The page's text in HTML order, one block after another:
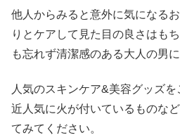
他人からみると意外に気になる
りとケアして見た目の良さはも
も忘れず清潔感のある大人の男
人気のスキンケア&美容グッズ
近人気に火が付いているものな
てみてください。